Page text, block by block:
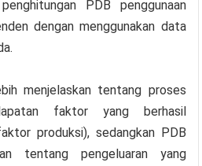
PDB penggunaan
dengan menggunakan data
menjelaskan tentang proses
faktor yang berhasil
produksi), sedangkan PDB
tentang pengeluaran yang